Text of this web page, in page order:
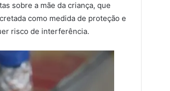
sobre a mãe da criança, que
como medida de proteção e
risco de interferência.